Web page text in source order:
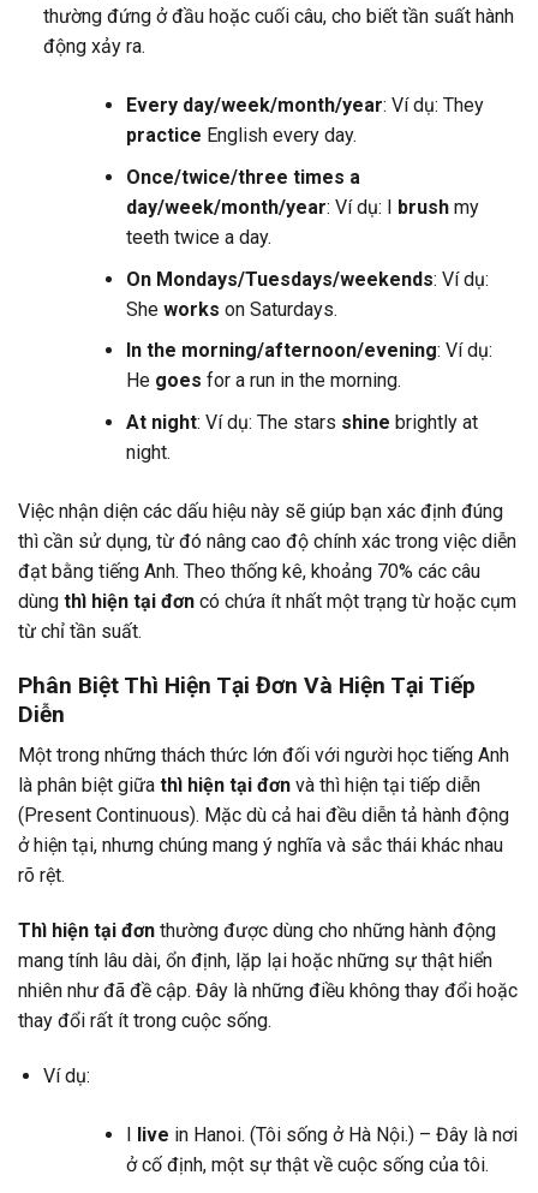
thường đứng ở đầu hoặc cuối câu, cho biết tần suất hành
động xảy ra.
Every day/week/month/year: Ví dụ: They
practice English every day.
Once/twice/three times a
day/week/month/year: Ví dụ: I brushmy
teeth twice a day.
On Mondays/Tuesdays/weekends: Ví dụ:
She works on Saturdays.
In the morning/afternoon/evening: Ví dụ:
He goes for a run in the morning.
At night: Ví dụ: The stars shine brightly at
night.
Việc nhận diện các dấu hiệu này sẽ giúp bạn xác định đúng
thì cần sử dụng, từ đó nâng cao độ chính xác trong việc diễn
đạt bằng tiếng Anh. Theo thống kê, khoảng 70% các câu
dùng thì hiện tại đơn có chứa ít nhất một trạng từ hoặc cụm
từ chỉ tần suất.
Phân Biệt Thì Hiện Tại Đơn Và Hiện Tại Tiếp
Diễn
Một trong những thách thức lớn đối với người học tiếng Anh
là phân biệt giữa thì hiện tại đơn và thì hiện tại tiếp diễn
(Present Continuous). Mặc dù cả hai đều diễn tả hành động
ở hiện tại, nhưng chúng mang ý nghĩa và sắc thái khác nhau
rõ rệt.
Thì hiện tại đơn thường được dùng cho những hành động
mang tính lâu dài, ổn định, lặp lại hoặc những sự thật hiển
nhiên như đã đề cập. Đây là những điều không thay đổi hoặc
thay đổi rất ít trong cuộc sống.
Ví dụ:
I live in Hanoi. (Tôi sống ở Hà Nội.) – Đây là nơi
ở cố định, một sự thật về cuộc sống của tôi.